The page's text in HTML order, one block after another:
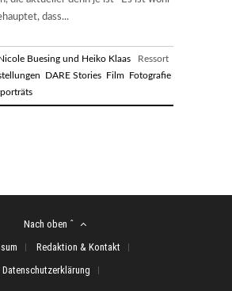
dass...
Buesing und Heiko Klaas Ressort
DARE Stories Film Fotografie
Nach oben ˆ
Redaktion & Kontakt
Datenschutzerklärung